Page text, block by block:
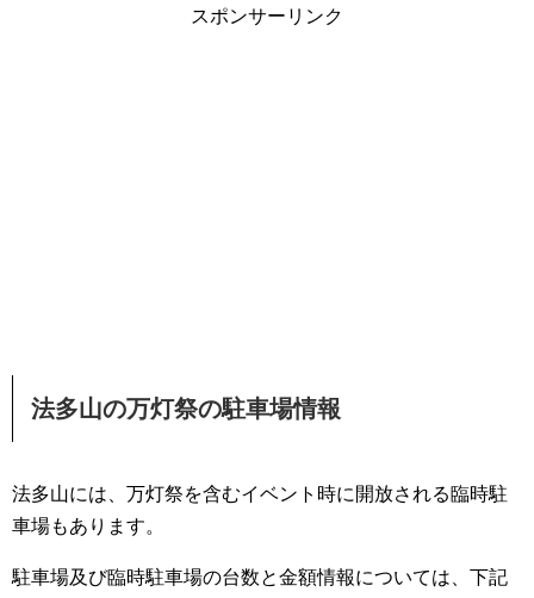
スポンサーリンク
法多山の万灯祭の駐車場情報
法多山には、万灯祭を含むイベント時に開放される臨時駐
車場もあります。
駐車場及び臨時駐車場の台数と金額情報については、下記